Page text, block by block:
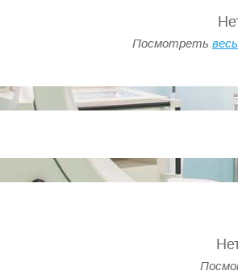
2000» для появления Вашего
приятными хлопотами в
родильном зале. Родильный дом
для взрослых и детей).
мама проводит в палате, где, по
близкие. Обстановка наших палат
Посмотреть